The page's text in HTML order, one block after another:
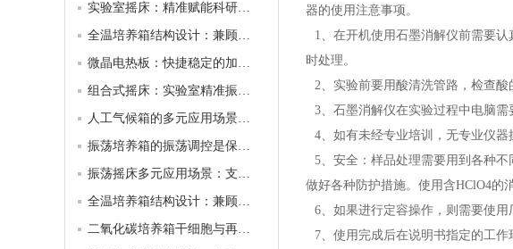
实验室摇床：精准赋能科研的动力引擎
全温培养箱结构设计：兼顾实用与样本适配需求
微晶电热板：快捷稳定的加热技术，赋能多元场景应用
组合式摇床：实验室精准振荡的快捷解决方案
人工气候箱的多元应用场景：支撑科研突破与产业实践
振荡培养箱的振荡调控是保障样本均匀生长的关键支撑
振荡摇床多元应用场景：支撑科研与生产的关键环节
全温培养箱结构设计：兼顾实用与样本适配需求
二氧化碳培养箱干细胞与再生医学：解锁前沿检验新赛道
器的使用注意事项。
1、在开机使用石墨消解仪前需要
时处理。
2、实验前要用酸清洗管路，检查酸
3、石墨消解仪在实验过程中电脑需
4、如有未经专业培训，无专业仪器
5、安全：样品处理需要用到各种
做好各种防护措施。使用含HClO4的
6、如果进行定容操作，则需要使用
7、使用完成后在说明书指定的工